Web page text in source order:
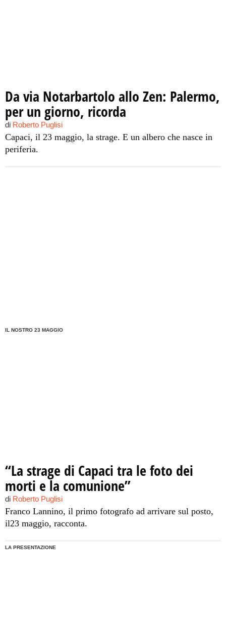
Da via Notarbartolo allo Zen: Palermo,
per un giorno, ricorda
di Roberto Puglisi
Capaci, il 23 maggio, la strage. E un albero che nasce in
periferia.
IL NOSTRO 23 MAGGIO
“La strage di Capaci tra le foto dei
morti e la comunione”
di Roberto Puglisi
Franco Lannino, il primo fotografo ad arrivare sul posto,
il23 maggio, racconta.
LA PRESENTAZIONE